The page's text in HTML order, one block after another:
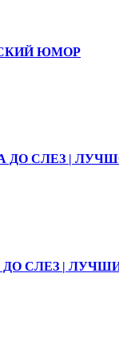
ЮМОР
ДО СЛЕЗ |
СЛЕЗ |